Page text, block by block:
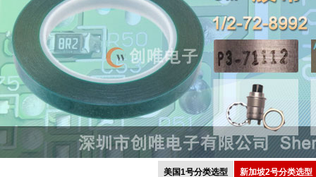
美国1号分类选型 新加坡2号分类选型